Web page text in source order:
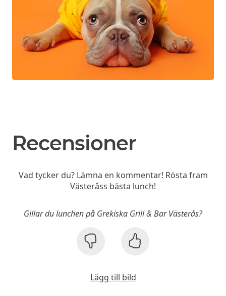
Recensioner
Vad tycker du? Lämna en kommentar! Rösta fram
Västeråss bästa lunch!
Gillar du lunchen på Grekiska Grill & Bar Västerås?
Lägg till bild